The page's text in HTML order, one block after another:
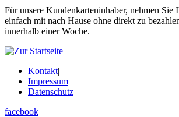
Für unsere Kundenkarteninhaber, nehmen Sie
einfach mit nach Hause ohne direkt zu
innerhalb einer Woche.
Kontakt|
Impressum|
Datenschutz
facebook